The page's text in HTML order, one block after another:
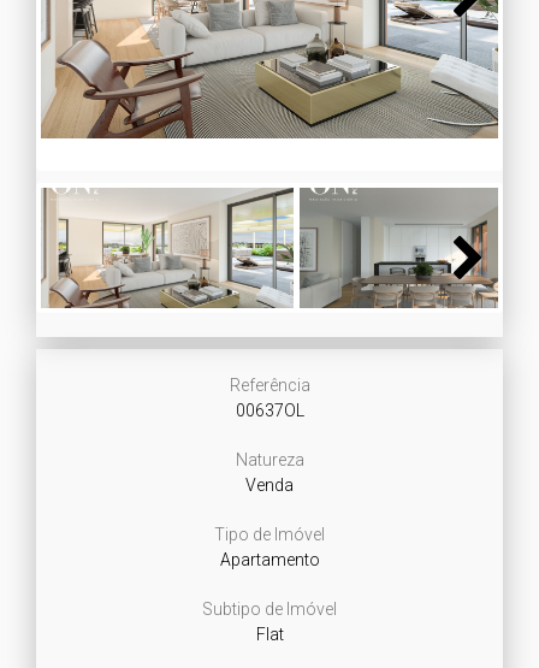
Next
Next
Referência
00637OL
Natureza
Venda
Tipo de Imóvel
Apartamento
Subtipo de Imóvel
Flat